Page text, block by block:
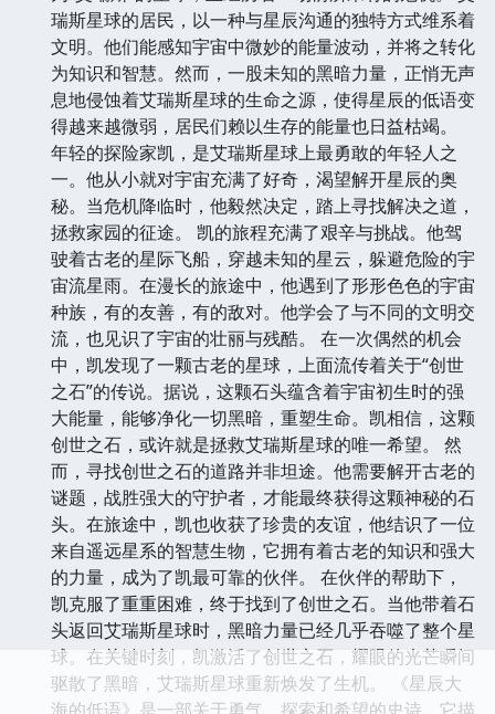
瑞斯星球的居民，以一种与星辰沟通的独特方式维系着
文明。他们能感知宇宙中微妙的能量波动，并将之转化
为知识和智慧。然而，一股未知的黑暗力量，正悄无声
息地侵蚀着艾瑞斯星球的生命之源，使得星辰的低语变
得越来越微弱，居民们赖以生存的能量也日益枯竭。
年轻的探险家凯，是艾瑞斯星球上最勇敢的年轻人之
一。他从小就对宇宙充满了好奇，渴望解开星辰的奥
秘。当危机降临时，他毅然决定，踏上寻找解决之道，
拯救家园的征途。 凯的旅程充满了艰辛与挑战。他驾
驶着古老的星际飞船，穿越未知的星云，躲避危险的宇
宙流星雨。在漫长的旅途中，他遇到了形形色色的宇宙
种族，有的友善，有的敌对。他学会了与不同的文明交
流，也见识了宇宙的壮丽与残酷。 在一次偶然的机会
中，凯发现了一颗古老的星球，上面流传着关于“创世
之石”的传说。据说，这颗石头蕴含着宇宙初生时的强
大能量，能够净化一切黑暗，重塑生命。凯相信，这颗
创世之石，或许就是拯救艾瑞斯星球的唯一希望。 然
而，寻找创世之石的道路并非坦途。他需要解开古老的
谜题，战胜强大的守护者，才能最终获得这颗神秘的石
头。在旅途中，凯也收获了珍贵的友谊，他结识了一位
来自遥远星系的智慧生物，它拥有着古老的知识和强大
的力量，成为了凯最可靠的伙伴。 在伙伴的帮助下，
凯克服了重重困难，终于找到了创世之石。当他带着石
头返回艾瑞斯星球时，黑暗力量已经几乎吞噬了整个星
球。在关键时刻，凯激活了创世之石，耀眼的光芒瞬间
驱散了黑暗，艾瑞斯星球重新焕发了生机。 《星辰大